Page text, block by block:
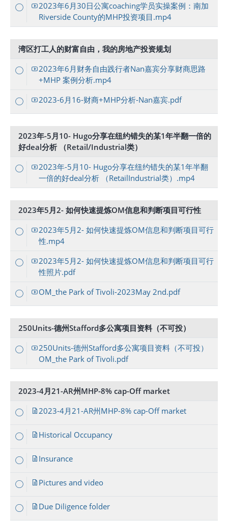
2023年6月30日公寓coaching学员实操案例：南加
Riverside County的MHP投资项目.mp4
湾区打工人的财富自由，我的房地产投资规划
2023年6月财务自由践行者Nan嘉宾分享财商思路
+MHP 案例分析.mp4
2023-6月16-财商+MHP分析-Nan嘉宾.pdf
2023年-5月10- Hugo分享在纽约错失的某1年半翻一倍的
好deal分析 （Retail/Industrial类）
2023年-5月10- Hugo分享在纽约错失的某1年半翻
一倍的好deal分析 （RetailIndustrial类）.mp4
2023年5月2- 如何快速提炼OM信息和判断项目可行性
2023年5月2- 如何快速提炼OM信息和判断项目可行
性.mp4
2023年5月2- 如何快速提炼OM信息和判断项目可行
性照片.pdf
OM_the Park of Tivoli-2023May 2nd.pdf
250Units-德州Stafford多公寓项目资料（不可投）
250Units-德州Stafford多公寓项目资料（不可投）
OM_the Park of Tivoli.pdf
2023-4月21-AR州MHP-8% cap-Off market
2023-4月21-AR州MHP-8% cap-Off market
Historical Occupancy
Insurance
Pictures and video
Due Diligence folder